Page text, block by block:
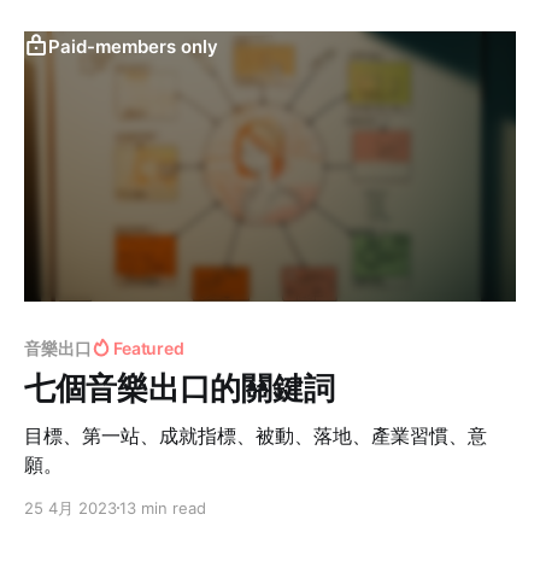
Paid-members only
音樂出口 Featured
七個音樂出口的關鍵詞
目標、第一站、成就指標、被動、落地、產業習慣、意
願。
25 4月 202313 min read